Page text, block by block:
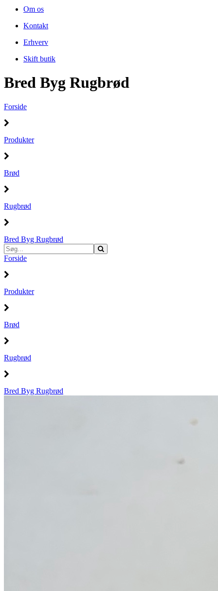
Om os
Kontakt
Erhverv
Skift butik
Bred Byg Rugbrød
Forside
Produkter
Brød
Rugbrød
Bred Byg Rugbrød
Forside
Produkter
Brød
Rugbrød
Bred Byg Rugbrød